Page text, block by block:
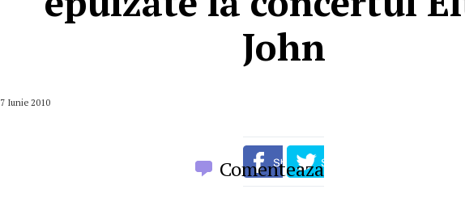
John
7 Iunie 2010
Comenteaza